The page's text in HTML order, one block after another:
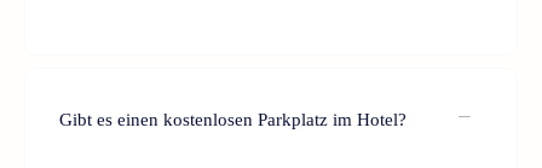
Gibt es einen kostenlosen Parkplatz im Hotel?